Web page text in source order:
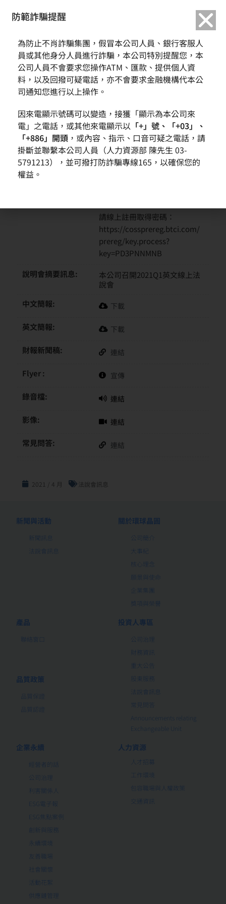
本公司召開2021Q1英文線上法說會
時間:
17:00
地點:
會議電話：
電話：
(TW)+886(2)21621853
請線上註冊取得密碼：
https://cossprereg.btci.com/
prereg/key.process?
key=PD3PNNMNB
說明會摘要訊息:
本公司召開2021Q1英文線上法
說會
中文簡報:
下載
英文簡報: 下載
財報新聞稿: 連結
Flyer : 宣傳
錄音檔: 連結
影像: 連結
常見問答: 連結
2021 / 4 月 法說會訊息
新聞與活動
新聞訊息
法說會訊息
關於環球晶圓
公司簡介
大事紀
核心理念
願景與使命
企業集團
獎項與榮譽
產品
聯絡窗口
品質政策
品質保證
品質認證
投資人專區
公司治理
財務資訊
重大公告
股東服務
法說會訊息
常見問答
Announcements relating
Exchangeable Unit
企業永續
經營者的話
公司治理
利害關係人
ESG電子報
ESG焦點案例
創新與服務
永續環境
友善職場
社會關懷
活動花絮
供應鏈管理
人力資源
人才招募
工作環境
包容職場與人權政策
交通資訊
防範詐騙提醒
為防止不肖詐騙集團，假冒本公司人員、銀行客服人
員或其他身分人員進行詐騙，本公司特別提醒您，本
公司人員不會要求您操作ATM、匯款、提供個人資
料，以及回撥可疑電話，亦不會要求金融機構代本公
司通知您進行以上操作。
因來電顯示號碼可以變造，接獲「顯示為本公司來
電」之電話，或其他來電顯示以 「+」號、「+03」、
「+886」開頭 ，或內容、指示、口音可疑之電話，請
掛斷並聯繫本公司人員（人力資源部 陳先生 03-
5791213），並可撥打防詐騙專線165，以確保您的
權益。